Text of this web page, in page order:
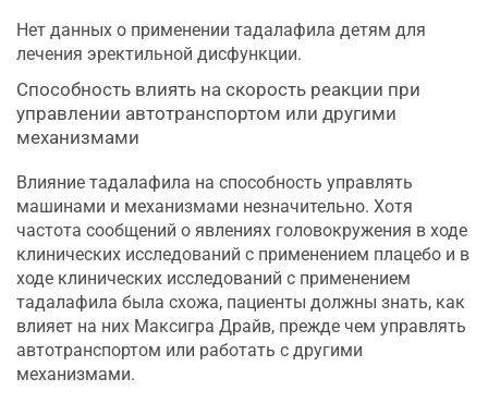
Нет данных о применении тадалафила детям для
лечения эректильной дисфункции.
Способность влиять на скорость реакции при
управлении автотранспортом или другими
механизмами
Влияние тадалафила на способность управлять
машинами и механизмами незначительно. Хотя
частота сообщений о явлениях головокружения в ходе
клинических исследований с применением плацебо и в
ходе клинических исследований с применением
тадалафила была схожа, пациенты должны знать, как
влияет на них Максигра Драйв, прежде чем управлять
автотранспортом или работать с другими
механизмами.